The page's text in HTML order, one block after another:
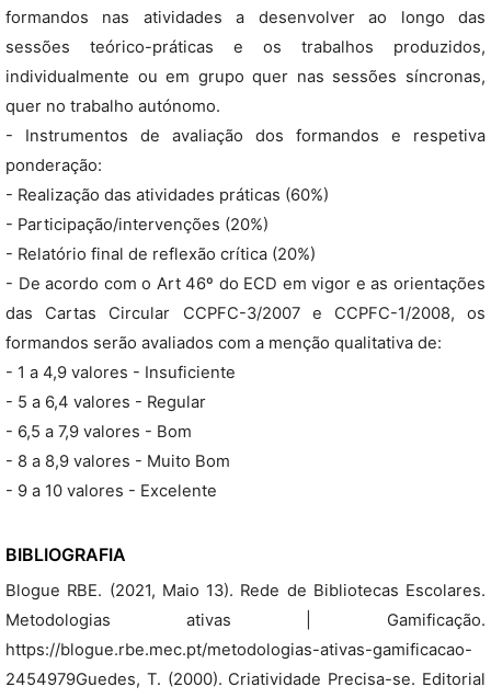
formandos nas atividades a desenvolver ao longo das
sessões teórico-práticas e os trabalhos produzidos,
individualmente ou em grupo quer nas sessões síncronas,
quer no trabalho autónomo.
- Instrumentos de avaliação dos formandos e respetiva
ponderação:
- Realização das atividades práticas (60%)
- Participação/intervenções (20%)
- Relatório final de reflexão crítica (20%)
- De acordo com o Art 46º do ECD em vigor e as orientações
das Cartas Circular CCPFC-3/2007 e CCPFC-1/2008, os
formandos serão avaliados com a menção qualitativa de:
- 1 a 4,9 valores - Insuficiente
- 5 a 6,4 valores - Regular
- 6,5 a 7,9 valores - Bom
- 8 a 8,9 valores - Muito Bom
- 9 a 10 valores - Excelente
BIBLIOGRAFIA
Blogue RBE. (2021, Maio 13). Rede de Bibliotecas Escolares.
Metodologias ativas | Gamificação.
https://blogue.rbe.mec.pt/metodologias-ativas-gamificacao-
2454979Guedes, T. (2000). Criatividade Precisa-se. Editorial